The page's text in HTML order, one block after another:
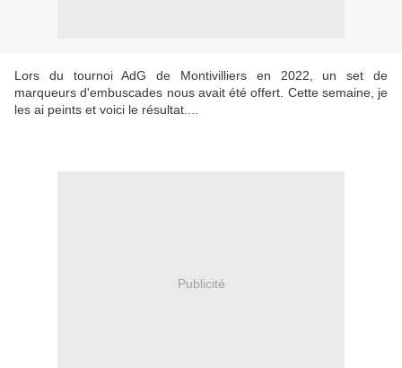
Lors du tournoi AdG de Montivilliers en 2022, un set de
marqueurs d'embuscades nous avait été offert. Cette semaine, je
les ai peints et voici le résultat....
Publicité